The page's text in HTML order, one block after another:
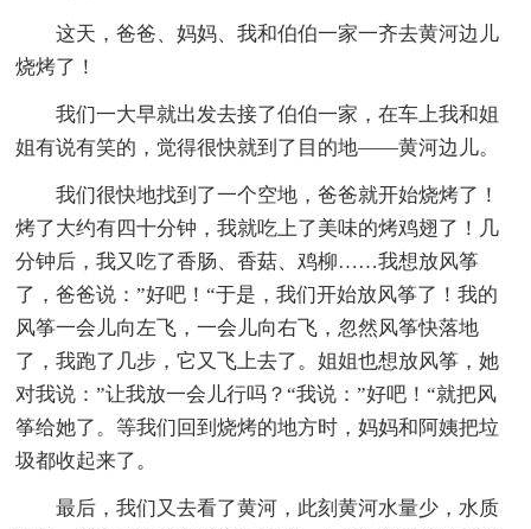
这天，爸爸、妈妈、我和伯伯一家一齐去黄河边儿
烧烤了！
我们一大早就出发去接了伯伯一家，在车上我和姐
姐有说有笑的，觉得很快就到了目的地——黄河边儿。
我们很快地找到了一个空地，爸爸就开始烧烤了！
烤了大约有四十分钟，我就吃上了美味的烤鸡翅了！几
分钟后，我又吃了香肠、香菇、鸡柳……我想放风筝
了，爸爸说：”好吧！“于是，我们开始放风筝了！我的
风筝一会儿向左飞，一会儿向右飞，忽然风筝快落地
了，我跑了几步，它又飞上去了。姐姐也想放风筝，她
对我说：”让我放一会儿行吗？“我说：”好吧！“就把风
筝给她了。等我们回到烧烤的地方时，妈妈和阿姨把垃
圾都收起来了。
最后，我们又去看了黄河，此刻黄河水量少，水质